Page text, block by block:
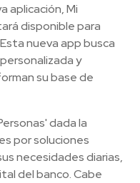
aplicación, Mi
disponible para
nueva app busca
y
su base de
dada la
por soluciones
necesidades diarias,
del banco. Cabe